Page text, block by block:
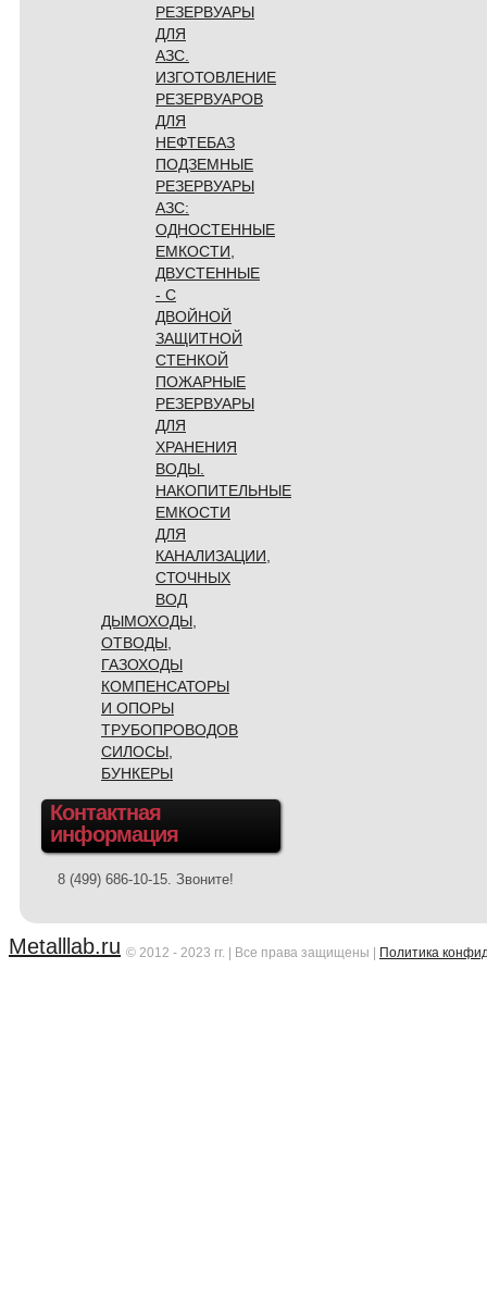
РЕЗЕРВУАРЫ
ДЛЯ
АЗС.
ИЗГОТОВЛЕНИЕ
РЕЗЕРВУАРОВ
ДЛЯ
НЕФТЕБАЗ
ПОДЗЕМНЫЕ
РЕЗЕРВУАРЫ
АЗС:
ОДНОСТЕННЫЕ
ЕМКОСТИ,
ДВУСТЕННЫЕ
- С
ДВОЙНОЙ
ЗАЩИТНОЙ
СТЕНКОЙ
ПОЖАРНЫЕ
РЕЗЕРВУАРЫ
ДЛЯ
ХРАНЕНИЯ
ВОДЫ.
НАКОПИТЕЛЬНЫЕ
ЕМКОСТИ
ДЛЯ
КАНАЛИЗАЦИИ,
СТОЧНЫХ
ВОД
ДЫМОХОДЫ,
ОТВОДЫ,
ГАЗОХОДЫ
КОМПЕНСАТОРЫ
И ОПОРЫ
ТРУБОПРОВОДОВ
СИЛОСЫ,
БУНКЕРЫ
Контактная
информация
8 (499) 686-10-15. Звоните!
Metalllab.ru © 2012 - 2023 гг. | Все права защищены | Политика